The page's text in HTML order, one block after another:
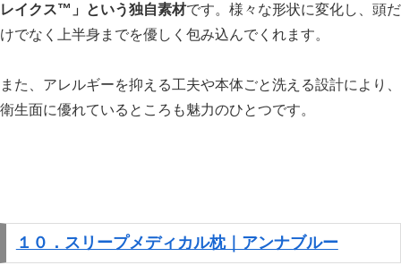
レイクス™」という独自素材です。様々な形状に変化し、頭だ
けでなく上半身までを優しく包み込んでくれます。
また、アレルギーを抑える工夫や本体ごと洗える設計により、
衛生面に優れているところも魅力のひとつです。
１０．スリープメディカル枕｜アンナブルー